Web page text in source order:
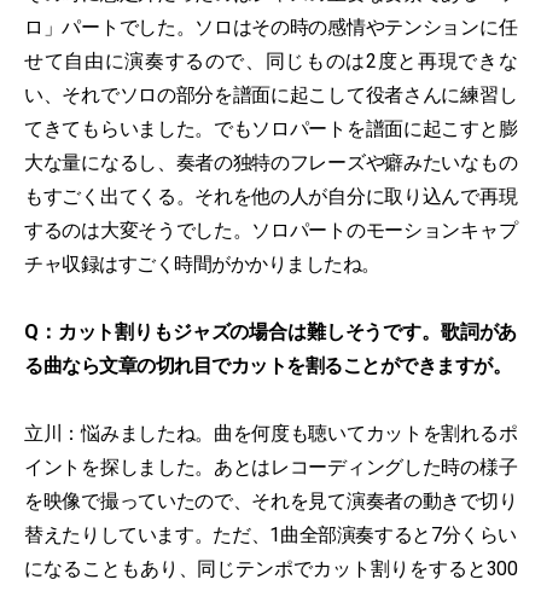
ロ」パートでした。ソロはその時の感情やテンションに任
せて自由に演奏するので、同じものは2度と再現できな
い、それでソロの部分を譜面に起こして役者さんに練習し
てきてもらいました。でもソロパートを譜面に起こすと膨
大な量になるし、奏者の独特のフレーズや癖みたいなもの
もすごく出てくる。それを他の人が自分に取り込んで再現
するのは大変そうでした。ソロパートのモーションキャプ
チャ収録はすごく時間がかかりましたね。
Q：カット割りもジャズの場合は難しそうです。歌詞があ
る曲なら文章の切れ目でカットを割ることができますが。
立川：悩みましたね。曲を何度も聴いてカットを割れるポ
イントを探しました。あとはレコーディングした時の様子
を映像で撮っていたので、それを見て演奏者の動きで切り
替えたりしています。ただ、1曲全部演奏すると7分くらい
になることもあり、同じテンポでカット割りをすると300